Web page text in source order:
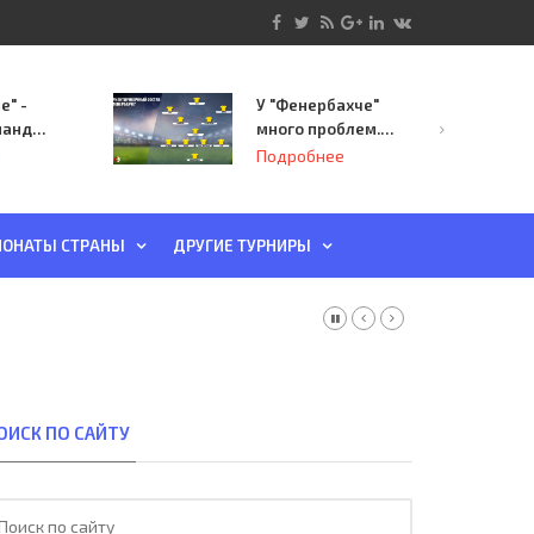
-
У "Фенербахче"
много проблем.
Но он опасен для
Подробнее
СТРАНЫ ДРУГИЕ ТУРНИРЫ
ПО САЙТУ